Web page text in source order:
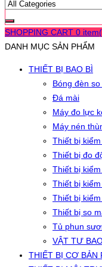
SHOPPING CART 0
DANH MỤC SẢN PHẨM
THIẾT BỊ BAO BÌ
Bóng đèn so
Đá mài
Máy đo lực
Máy nén
Thiết bị
Thiết bị đo
Thiết bị
Thiết bị
Thiết bị
Thiết bị so
Tủ phun
VẬT TƯ
THIẾT BỊ CƠ BẢN